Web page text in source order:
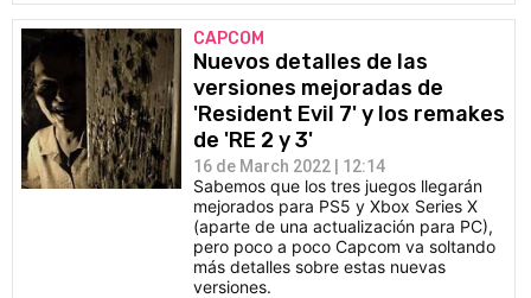
CAPCOM
Nuevos detalles de las
versiones mejoradas de
'Resident Evil 7' y los remakes
de 'RE 2 y 3'
16 de March 2022 | 12:14
Sabemos que los tres juegos llegarán
mejorados para PS5 y Xbox Series X
(aparte de una actualización para PC),
pero poco a poco Capcom va soltando
más detalles sobre estas nuevas
versiones.